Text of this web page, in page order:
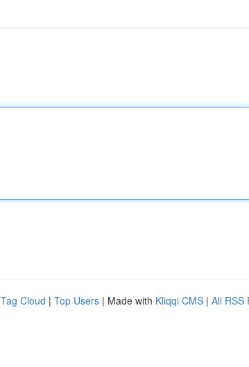
Tag Cloud | Top Users | Made with Kliqqi CMS | All RSS